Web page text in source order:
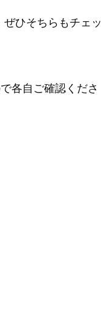
ひそちらもチェッ
各自ご確認くださ